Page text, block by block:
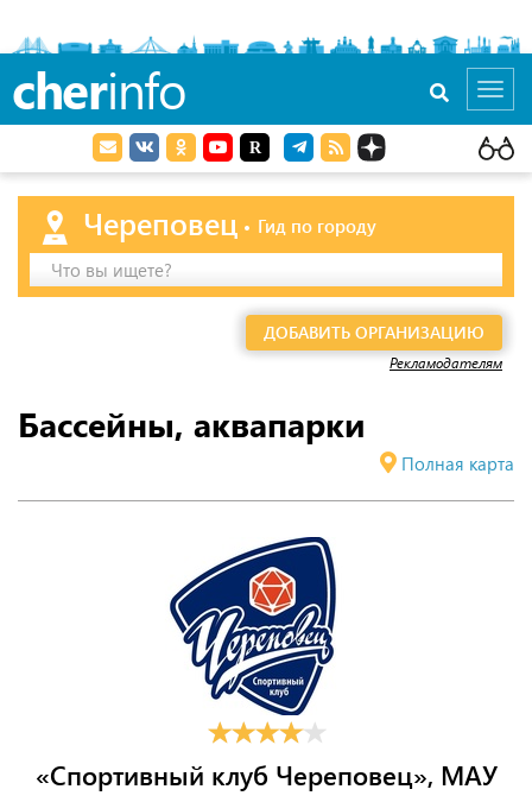
cherinfo
Череповец
Гид по городу
Что вы ищете?
ДОБАВИТЬ ОРГАНИЗАЦИЮ
Рекламодателям
Бассейны, аквапарки
Полная карта
«Спортивный клуб Череповец», МАУ